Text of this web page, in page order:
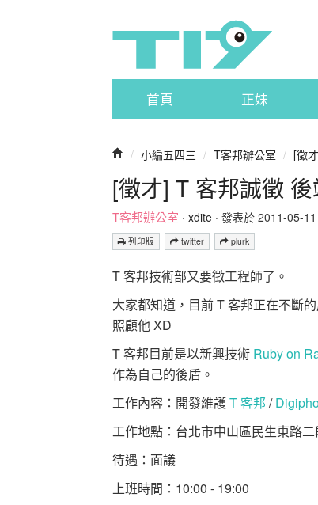
首頁 正妹
/ 小編五四三 / T客邦辦公室 / [徵
[徵才] T 客邦誠徵
T客邦辦公室 · xdite · 發表於 2011-05-11
列印版 twitter plurk
T 客邦技術部又要徵工程師了。
大家都知道，目前 T 客邦正在不斷
照顧他 XD
T 客邦目前是以新興技術 Ruby on
作為自己的後盾。
工作內容：開發維護T 客邦 /
工作地點：台北市中山區民生東路
待遇：面議
上班時間：10:00 - 19:00